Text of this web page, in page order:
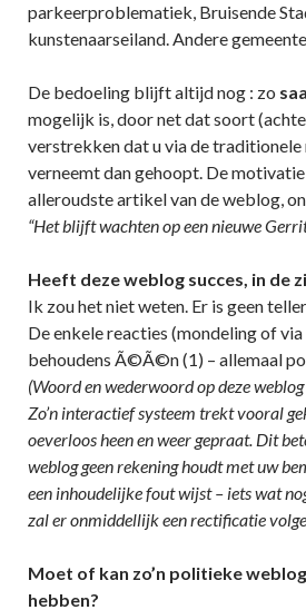
parkeerproblematiek, Bruisende
kunstenaarseiland. Andere
De bedoeling blijft altijd nog : zo
mogelijk is, door net dat soort
verstrekken dat u via de
verneemt dan gehoopt. De
alleroudste artikel van de weblog,
“Het blijft wachten op een nieuwe
Heeft deze weblog succes, in de
Ik zou het niet weten. Er is geen
De enkele reacties (mondeling of via
behoudens Ã©Ã©n (1) – allemaal
(Woord en wederwoord op deze
Zo’n interactief systeem trekt vooral
oeverloos heen en weer gepraat. Dit
weblog geen rekening houdt met uw
een inhoudelijke fout wijst – iets wat
zal er onmiddellijk een rectificatie
Moet of kan zo’n politieke
hebben?